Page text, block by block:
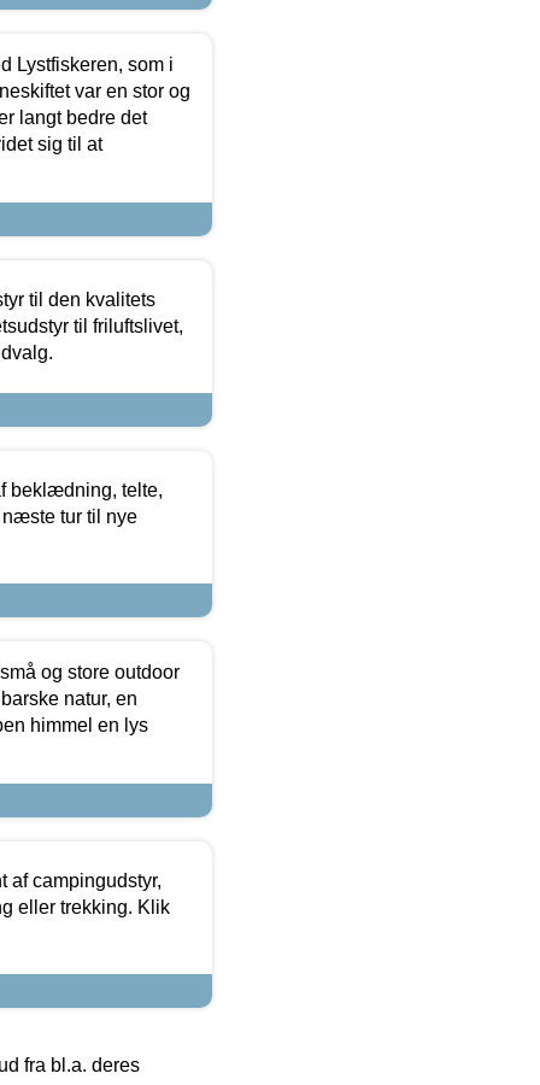
Lystfiskeren, som i
var en stor og
langt bedre det
sig til at
til den kvalitets
til friluftslivet,
beklædning, telte,
tur til nye
og store outdoor
natur, en
himmel en lys
af campingudstyr,
eller trekking. Klik
fra bl.a. deres